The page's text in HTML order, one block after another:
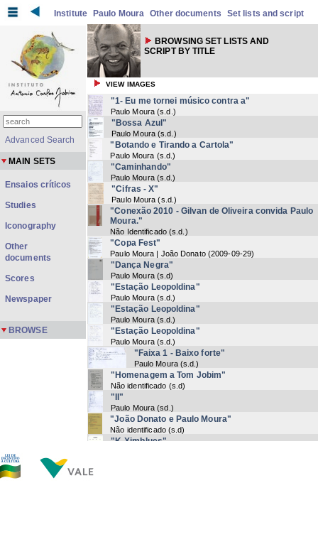
Institute Paulo Moura Other documents Set lists and script
BROWSING SET LISTS AND
SCRIPT BY TITLE
VIEW IMAGES
"1- Eu me tornei músico contra a"
Paulo Moura (s.d. )
"Bossa Azul"
Paulo Moura (s.d. )
"Botando e Tirando a Cartola"
Paulo Moura (s.d.)
"Caminhando"
Paulo Moura (s.d.)
"Cifras - X"
Paulo Moura (s.d. )
"Conexão 2010 - Gilvan de Oliveira convida Paulo
Moura."
Não Identificado (s.d. )
"Copa Fest"
Paulo Moura | João Donato (2009-09-29)
"Dança Negra"
Paulo Moura (s.d)
"Estação Leopoldina"
Paulo Moura (s.d.)
"Estação Leopoldina"
Paulo Moura (s.d.)
"Estação Leopoldina"
Paulo Moura (s.d.)
"Faixa 1 - Baixo forte"
Paulo Moura (s.d.)
"Homenagem a Tom Jobim"
Não identificado (s.d)
"II"
Paulo Moura (sd. )
"João Donato e Paulo Moura"
Não identificado (s.d)
"K-Ximblues"
Advanced Search
MAIN SETS
Ensaios críticos
Studies
Iconography
Other
documents
Scores
Newspaper
BROWSE